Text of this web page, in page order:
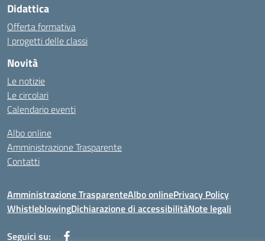
Didattica
Offerta formativa
I progetti delle classi
Novità
Le notizie
Le circolari
Calendario eventi
Albo online
Amministrazione Trasparente
Contatti
Amministrazione TrasparenteAlbo onlinePrivacy Policy
WhistleblowingDichiarazione di accessibilitàNote legali
Seguici su: